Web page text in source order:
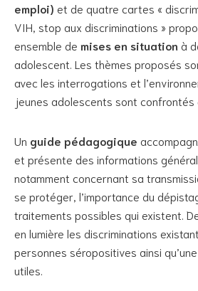
emploi) et de quatre cartes «
VIH, stop aux discriminations »
ensemble de mises en situation à
adolescent. Les thèmes proposés
avec les interrogations et
jeunes adolescents sont confrontés
Un guide pédagogique
et présente des informations
notamment concernant sa
se protéger, l’importance du
traitements possibles qui existent.
en lumière les discriminations
personnes séropositives ainsi
utiles.